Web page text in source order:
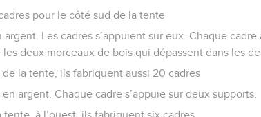
pour le côté sud de la tente
Les cadres s’appuient sur eux. Chaque
deux morceaux de bois qui dépassent dans les
la tente, ils fabriquent aussi 20 cadres
argent. Chaque cadre s’appuie sur deux supports.
à l’ouest, ils fabriquent six cadres,